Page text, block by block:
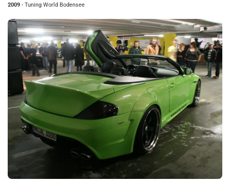
2009 - Tuning World Bodensee